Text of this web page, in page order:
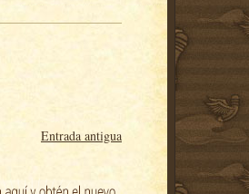
Entrada antigua